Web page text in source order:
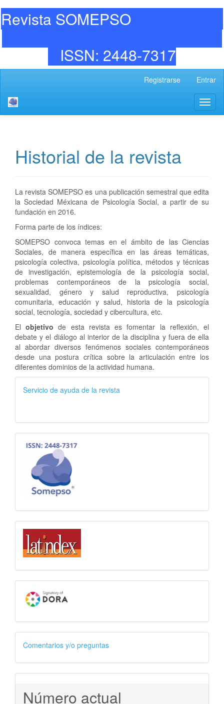
Revista SOMEPSO
ISSN: 2448-7317
Barra
Registrarse Entrar
Historial de la revista
La revista SOMEPSO es una publicación semestral que edita
la Sociedad Méxicana de Psicología Social, a partir de su
fundación en 2016.
Forma parte de los índices:
SOMEPSO convoca temas en el ámbito de las Ciencias
Sociales, de manera específica en las áreas temáticas,
psicología colectiva, psicología política, métodos y técnicas
de investigación, epistemología de la psicología social,
problemas contemporáneos de la psicología social,
sexualidad, género y salud reproductiva, psicología
comunitaria, educación y salud, historia de la psicología
social, tecnología, sociedad y cibercultura, etc.
Elobjetivo de esta revista es fomentar la reflexión, el
debate y el diálogo al interior de la disciplina y fuera de ella
al abordar diversos fenómenos sociales contemporáneos
desde una postura crítica sobre la articulación entre los
diferentes dominios de la actividad humana.
Servicio de ayuda de la revista
Comentarios y/o preguntas
Número actual